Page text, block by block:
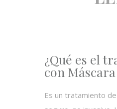
¿Qué es el
con
Es un tratamiento